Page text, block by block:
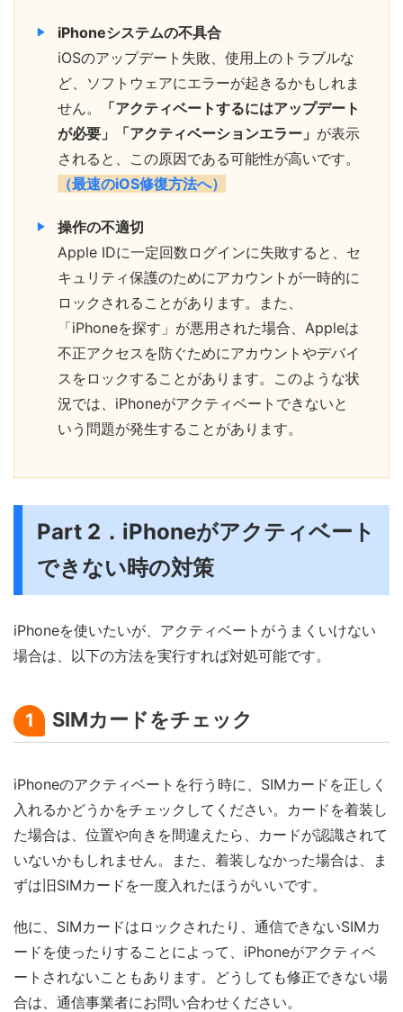
iPhoneシステムの不具合
iOSのアップデート失敗、使用上のトラブルな
ど、ソフトウェアにエラーが起きるかもしれま
せん。
「アクティベートするにはアップデート
が必要」「アクティベーションエラー」 が表示
されると、この原因である可能性が高いです。
（最速のiOS修復方法へ）
操作の不適切
Apple IDに一定回数ログインに失敗すると、セ
キュリティ保護のためにアカウントが一時的に
ロックされることがあります。また、
「iPhoneを探す」が悪用された場合、Appleは
不正アクセスを防ぐためにアカウントやデバイ
スをロックすることがあります。このような状
況では、iPhoneがアクティベートできないと
いう問題が発生することがあります。
Part 2．iPhoneがアクティベート
できない時の対策
iPhoneを使いたいが、アクティベートがうまくいけない
場合は、以下の方法を実行すれば対処可能です。
1 SIMカードをチェック
iPhoneのアクティベートを行う時に、SIMカードを正しく
入れるかどうかをチェックしてください。カードを着装し
た場合は、位置や向きを間違えたら、カードが認識されて
いないかもしれません。また、着装しなかった場合は、ま
ずは旧SIMカードを一度入れたほうがいいです。
他に、SIMカードはロックされたり、通信できないSIMカ
ードを使ったりすることによって、iPhoneがアクティベ
ートされないこともあります。どうしても修正できない場
合は、通信事業者にお問い合わせください。